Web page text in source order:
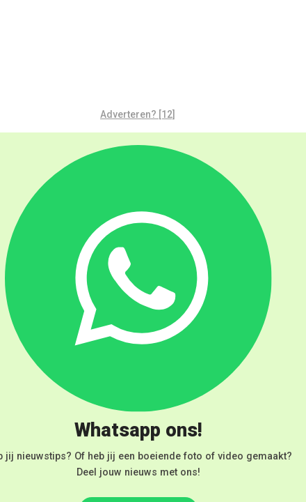
Adverteren? [12]
Whatsapp ons!
jij nieuwstips? Of heb jij een boeiende foto of video gemaakt?
Deel jouw nieuws met ons!